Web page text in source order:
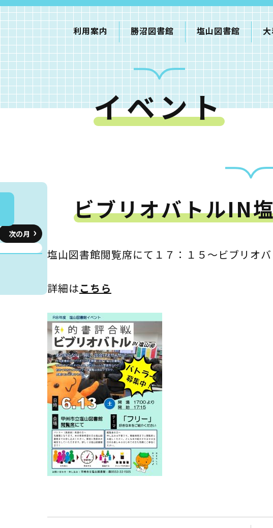
利用案内 勝沼図書館 塩山図書館
イベント
ビブリオバトルIN
塩山図書館閲覧席にて１７：１５～ビブリオ
詳細はこちら
も図書館
ン
敬二郎」
利用案内
蔵書検索・マイページ
こどもの 図書館
としょかん